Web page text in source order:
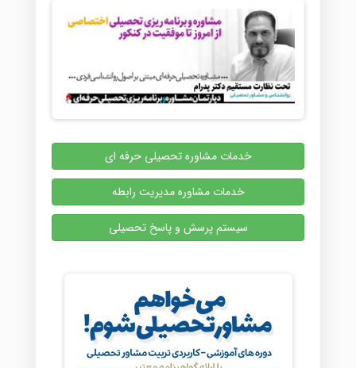
خدمات مشاوره تحصیلی حرفه ای
خدمات مشاوره مدیریت رابطه
سیستم پرسش و پاسخ تحصیلی